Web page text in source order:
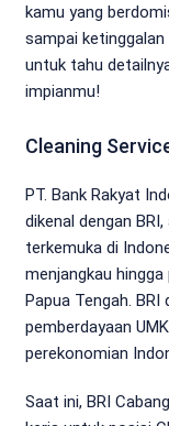
kamu yang
sampai
untuk tahu
impianmu!
Cleaning
PT. Bank Rakyat
dikenal dengan
terkemuka di
menjangkau
Papua Tengah.
pemberdayaan
perekonomian
Saat ini, BRI